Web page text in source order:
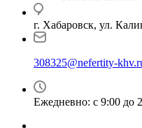
г. Хабаровск, ул.
308325@nefertity-
Ежедневно: с 9:00 до